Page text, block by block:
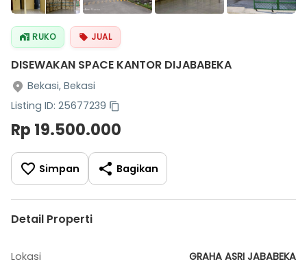
RUKO JUAL
DISEWAKAN SPACE KANTOR DIJABABEKA
Bekasi, Bekasi
Listing ID: 25677239
Rp 19.500.000
Simpan Bagikan
Detail Properti
Lokasi GRAHA ASRI JABABEKA